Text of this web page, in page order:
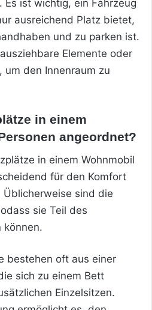
Es ist wichtig, ein Fahrzeug
ausreichend Platz bietet,
und zu parken ist.
Elemente oder
um den Innenraum zu
in einem
angeordnet?
in einem Wohnmobil
für den Komfort
sind die
sie Teil des
können.
bestehen oft aus einer
sich zu einem Bett
Einzelsitzen.